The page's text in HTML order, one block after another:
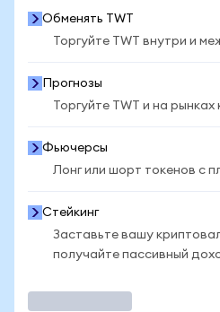
Обменять TWT
Торгуйте TWT внутри и
Прогнозы
Торгуйте TWT и на
Фьючерсы
Лонг или шорт токенов с
Стейкинг
Заставьте вашу
получайте пассивный